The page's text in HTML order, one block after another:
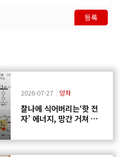
등록
2026-07-27 양자
찰나에 식어버리는‘핫 전
자’ 에너지, 망간 거쳐 화